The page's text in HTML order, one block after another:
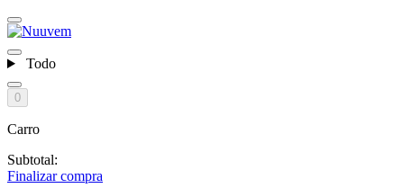
Todo
0
Carro
Subtotal:
Finalizar compra